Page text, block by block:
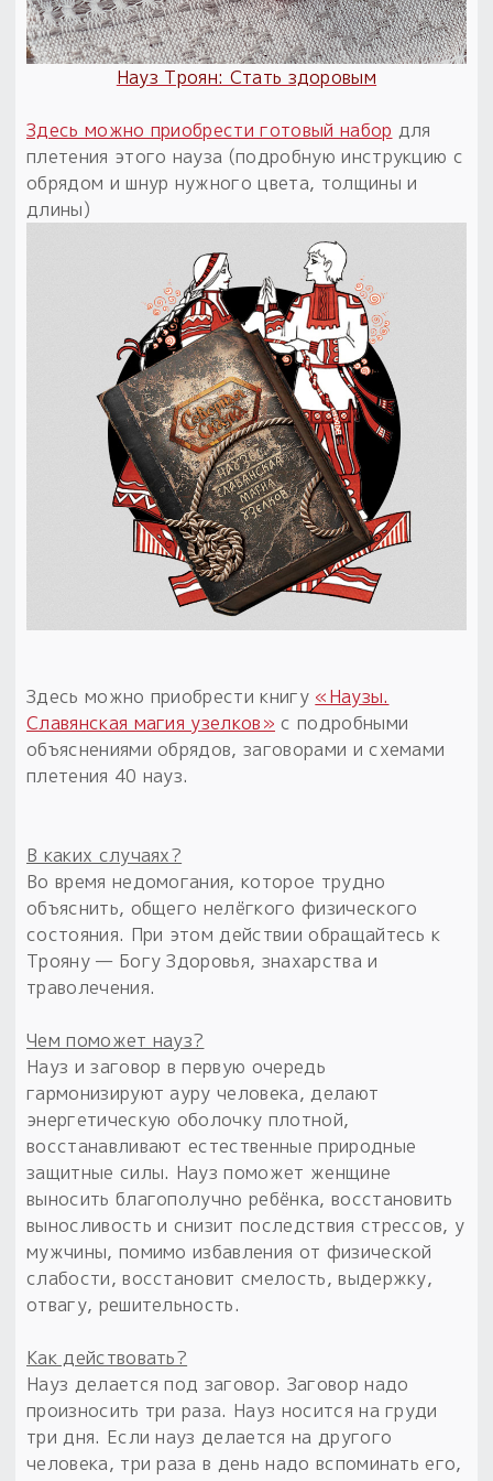
Пыльный сундучок
большое обновление
Товары со скидкой
Новинки
Товары недели
Безоплатная доставка
на заказ от 4 тыс. руб. со скидкой
Оберег в подарок
к заказу от 3 тыс. руб.
Науз Троян: Стать здоровым
Здесь можно приобрести готовый набор для
плетения этого науза (подробную инструкцию с
обрядом и шнур нужного цвета, толщины и
длины)
Здесь можно приобрести книгу «Наузы.
Славянская магия узелков» с подробными
объяснениями обрядов, заговорами и схемами
плетения 40 науз.
В каких случаях?
Во время недомогания, которое трудно
объяснить, общего нелёгкого физического
состояния. При этом действии обращайтесь к
Трояну — Богу Здоровья, знахарства и
траволечения.
Чем поможет науз?
Науз и заговор в первую очередь
гармонизируют ауру человека, делают
энергетическую оболочку плотной,
восстанавливают естественные природные
защитные силы. Науз поможет женщине
выносить благополучно ребёнка, восстановить
выносливость и снизит последствия стрессов, у
мужчины, помимо избавления от физической
слабости, восстановит смелость, выдержку,
отвагу, решительность.
Как действовать?
Науз делается под заговор. Заговор надо
произносить три раза. Науз носится на груди
три дня. Если науз делается на другого
человека, три раза в день надо вспоминать его,